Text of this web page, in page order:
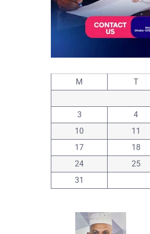
M
T
3
4
10
11
17
18
24
25
31